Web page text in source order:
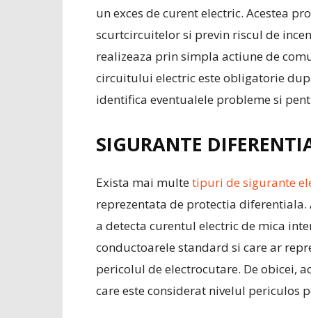
un exces de curent electric. Acestea
scurtcircuitelor si previn riscul de
realizeaza prin simpla actiune de
circuitului electric este obligatorie
identifica eventualele probleme si
SIGURANTE
Exista mai multetipuri de sigurante
reprezentata de protectia
a detecta curentul electric de mica
conductoarele standard si care ar
pericolul de electrocutare. De obicei,
care este considerat nivelul periculos